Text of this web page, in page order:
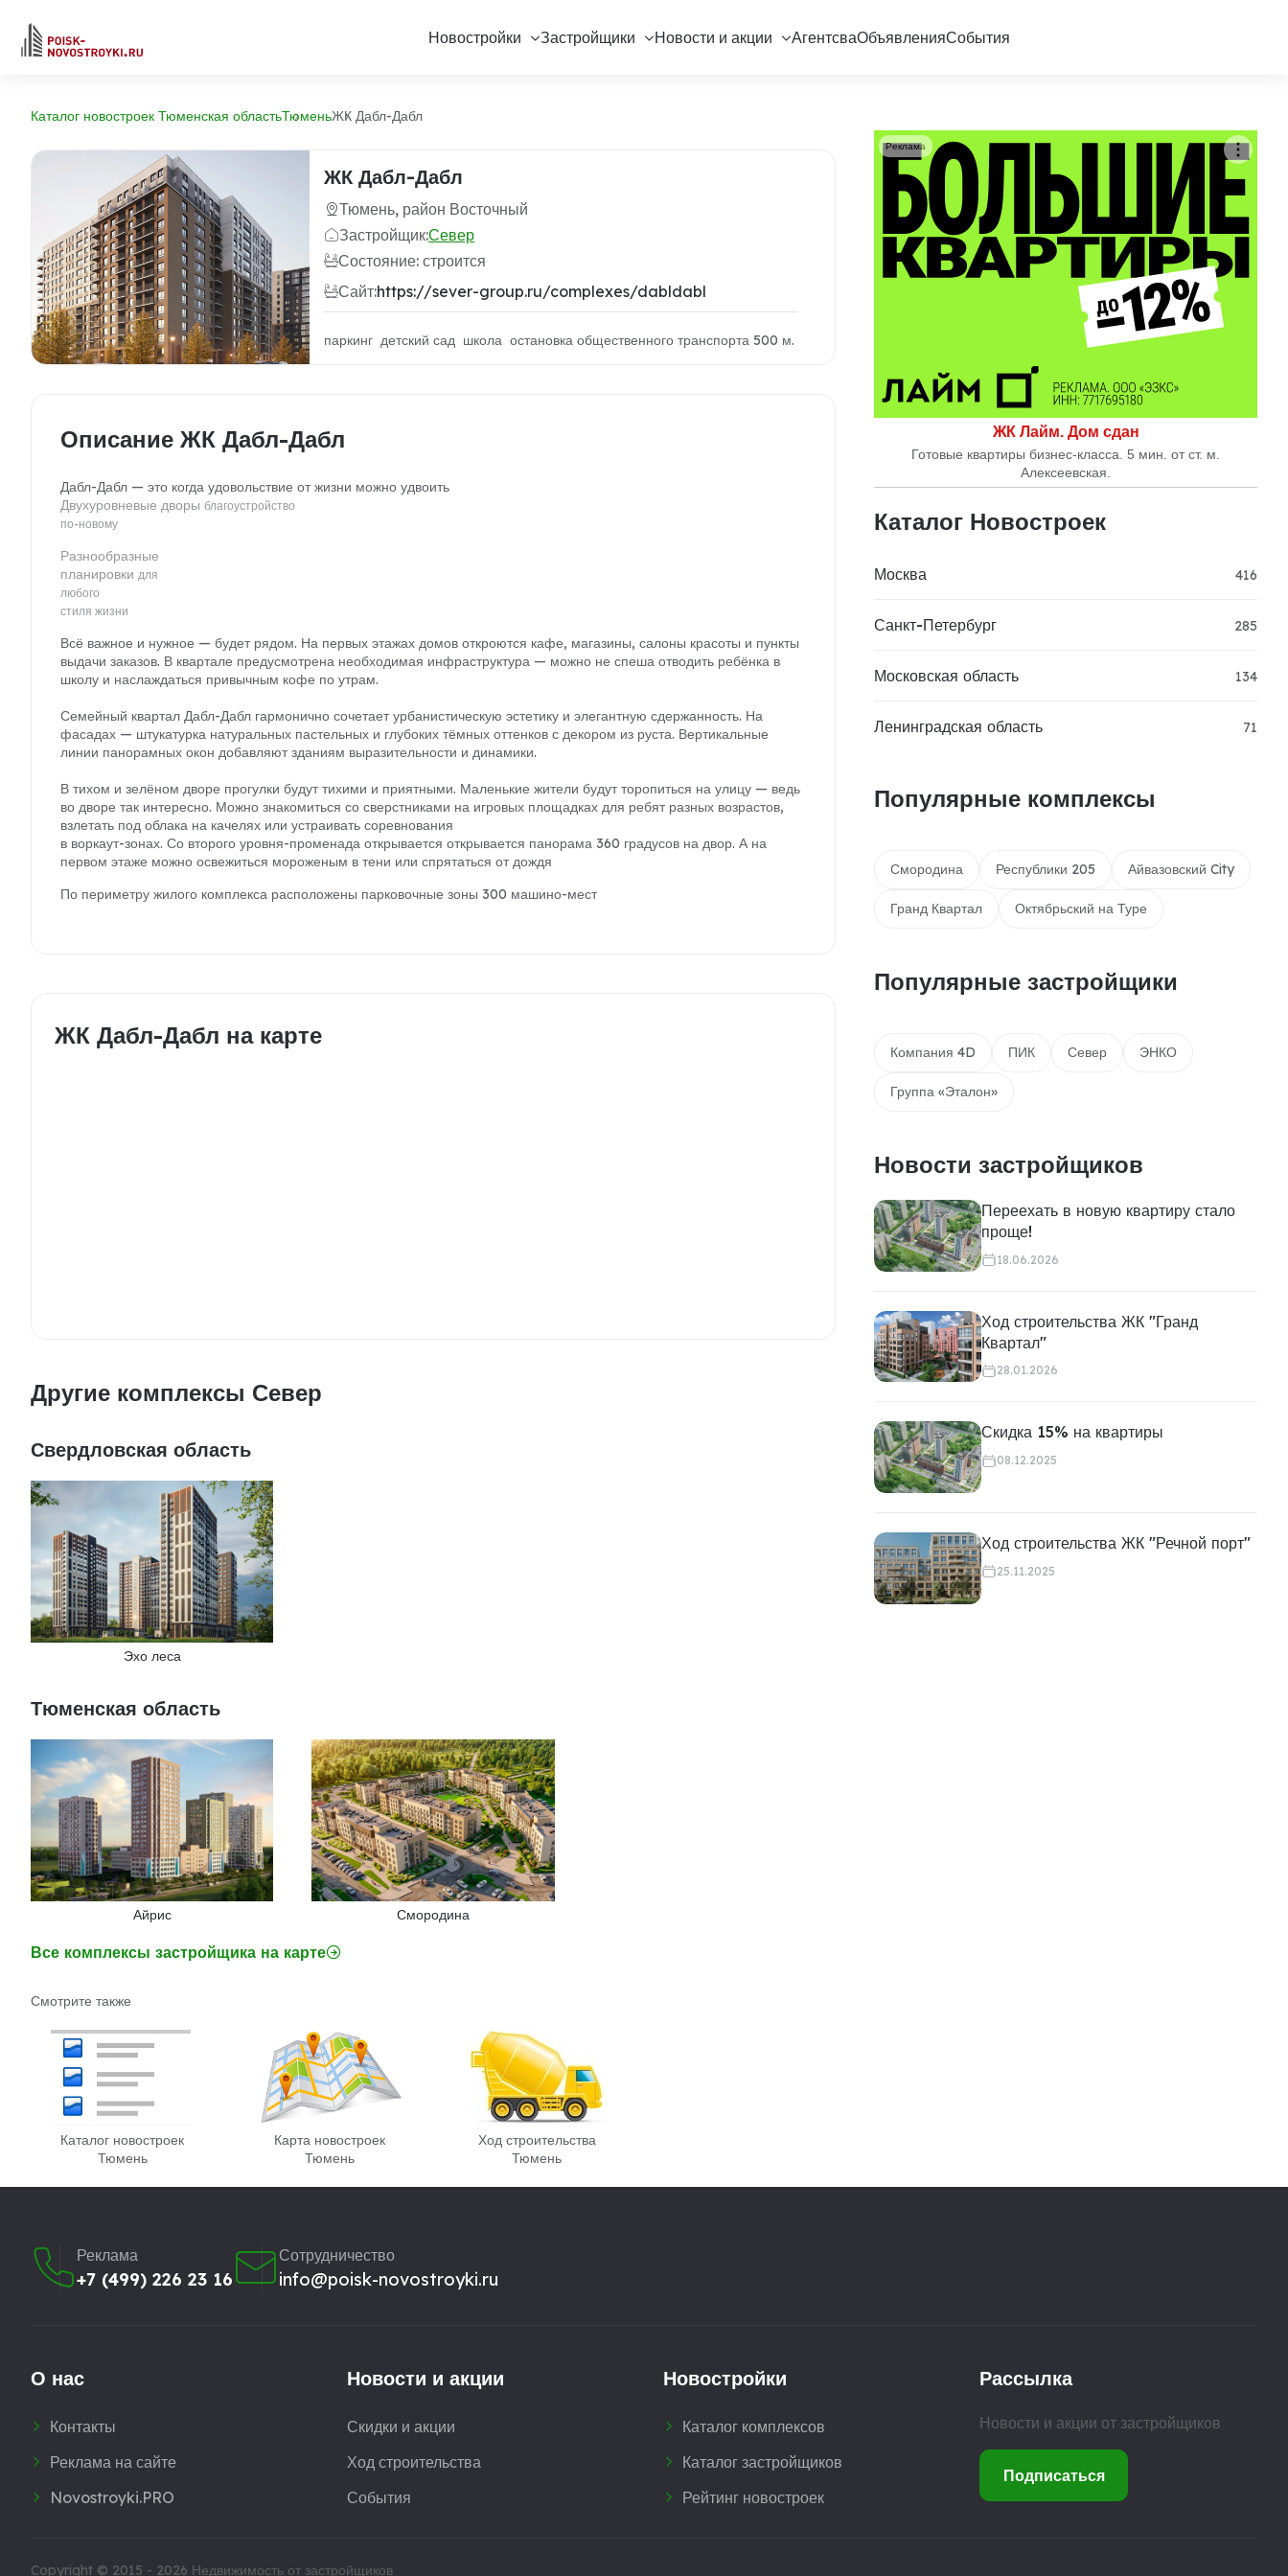
Новостройки Застройщики Новости и акции АгентсваОбъявленияСобытия
Каталог новостроек Тюменская областьТюменьЖК Дабл-Дабл
ЖК Дабл-Дабл
Тюмень, район Восточный
Застройщик:Север
Состояние: строится
Сайт:https://sever-group.ru/complexes/dabldabl
паркинг детский сад школа остановка общественного транспорта 500 м.
Описание ЖК Дабл-Дабл
Дабл-Дабл — это когда удовольствие от жизни можно удвоить
Двухуровневые дворы благоустройство
по-новому
Разнообразные
планировки для
любого
стиля жизни
Всё важное и нужное — будет рядом. На первых этажах домов откроются кафе, магазины, салоны красоты и пункты
выдачи заказов. В квартале предусмотрена необходимая инфраструктура — можно не спеша отводить ребёнка в
школу и наслаждаться привычным кофе по утрам.
Семейный квартал Дабл-Дабл гармонично сочетает урбанистическую эстетику и элегантную сдержанность. На
фасадах — штукатурка натуральных пастельных и глубоких тёмных оттенков с декором из руста. Вертикальные
линии панорамных окон добавляют зданиям выразительности и динамики.
В тихом и зелёном дворе прогулки будут тихими и приятными. Маленькие жители будут торопиться на улицу — ведь
во дворе так интересно. Можно знакомиться со сверстниками на игровых площадках для ребят разных возрастов,
взлетать под облака на качелях или устраивать соревнования
в воркаут-зонах. Со второго уровня-променада открывается открывается панорама 360 градусов на двор. А на
первом этаже можно освежиться мороженым в тени или спрятаться от дождя
По периметру жилого комплекса расположены парковочные зоны 300 машино-мест
ЖК Дабл-Дабл на карте
Другие комплексы Север
Свердловская область
Эхо леса
Тюменская область
Айрис Смородина
Все комплексы застройщика на карте
Смотрите также
Каталог новостроек
Тюмень
Карта новостроек
Тюмень
Ход строительства
Тюмень
ЖК Лайм. Дом сдан
Готовые квартиры бизнес-класса. 5 мин. от ст. м.
Алексеевская.
Реклама
Каталог Новостроек
Москва 416
Санкт-Петербург 285
Московская область 134
Ленинградская область 71
Популярные комплексы
Смородина Республики 205 Айвазовский City
Гранд Квартал Октябрьский на Туре
Популярные застройщики
Компания 4D ПИК Север ЭНКО
Группа «Эталон»
Новости застройщиков
Переехать в новую квартиру стало
проще!
18.06.2026
Ход строительства ЖК "Гранд
Квартал"
28.01.2026
Скидка 15% на квартиры
08.12.2025
Ход строительства ЖК "Речной порт"
25.11.2025
Реклама
+7 (499) 226 23 16
Сотрудничество
info@poisk-novostroyki.ru
О нас
Контакты
Реклама на сайте
Novostroyki.PRO
Новости и акции
Скидки и акции
Ход строительства
События
Новостройки
Каталог комплексов
Каталог застройщиков
Рейтинг новостроек
Рассылка
Новости и акции от застройщиков
Подписаться
Copyright © 2015 - 2026 Недвижимость от застройщиков